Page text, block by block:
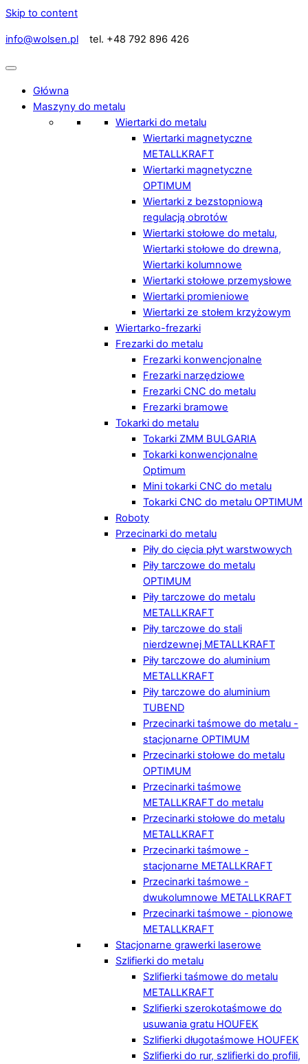
Skip to content
info@wolsen.pl tel. +48 792 896 426
Główna
Maszyny do metalu
Wiertarki do metalu
Wiertarki magnetyczne
METALLKRAFT
Wiertarki magnetyczne
OPTIMUM
Wiertarki z bezstopniową
regulacją obrotów
Wiertarki stołowe do metalu,
Wiertarki stołowe do drewna,
Wiertarki kolumnowe
Wiertarki stołowe przemysłowe
Wiertarki promieniowe
Wiertarki ze stołem krzyżowym
Wiertarko-frezarki
Frezarki do metalu
Frezarki konwencjonalne
Frezarki narzędziowe
Frezarki CNC do metalu
Frezarki bramowe
Tokarki do metalu
Tokarki ZMM BULGARIA
Tokarki konwencjonalne
Optimum
Mini tokarki CNC do metalu
Tokarki CNC do metalu OPTIMUM
Roboty
Przecinarki do metalu
Piły do cięcia płyt warstwowych
Piły tarczowe do metalu
OPTIMUM
Piły tarczowe do metalu
METALLKRAFT
Piły tarczowe do stali
nierdzewnej METALLKRAFT
Piły tarczowe do aluminium
METALLKRAFT
Piły tarczowe do aluminium
TUBEND
Przecinarki taśmowe do metalu -
stacjonarne OPTIMUM
Przecinarki stołowe do metalu
OPTIMUM
Przecinarki taśmowe
METALLKRAFT do metalu
Przecinarki stołowe do metalu
METALLKRAFT
Przecinarki taśmowe -
stacjonarne METALLKRAFT
Przecinarki taśmowe -
dwukolumnowe METALLKRAFT
Przecinarki taśmowe - pionowe
METALLKRAFT
Stacjonarne grawerki laserowe
Szlifierki do metalu
Szlifierki taśmowe do metalu
METALLKRAFT
Szlifierki szerokotaśmowe do
usuwania gratu HOUFEK
Szlifierki długotaśmowe HOUFEK
Szlifierki do rur, szlifierki do profili,